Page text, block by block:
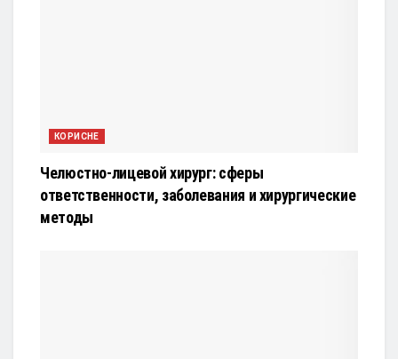
КОРИСНЕ
Челюстно-лицевой хирург: сферы
ответственности, заболевания и хирургические
методы